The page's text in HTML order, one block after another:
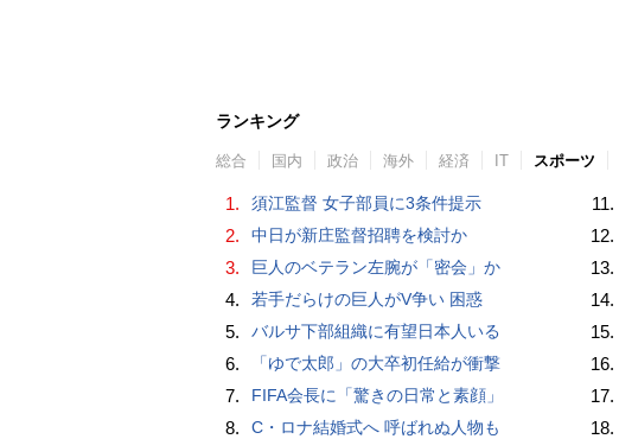
ランキング
総合 国内 政治 海外 経済 IT スポーツ
1. 須江監督 女子部員に3条件提示
2. 中日が新庄監督招聘を検討か
3. 巨人のベテラン左腕が「密会」か
4. 若手だらけの巨人がV争い 困惑
5. バルサ下部組織に有望日本人いる
6. 「ゆで太郎」の大卒初任給が衝撃
7. FIFA会長に「驚きの日常と素顔」
8. C・ロナ結婚式へ 呼ばれぬ人物も
11.
12.
13.
14.
15.
16.
17.
18.